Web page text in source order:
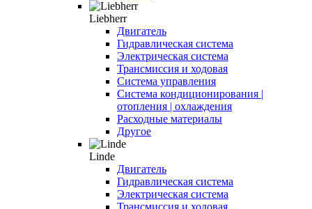
Liebherr
Двигатель
Гидравлическая система
Электрическая система
Трансмиссия и ходовая
Система управления
Система кондиционирования |
отопления | охлаждения
Расходные материалы
Другое
Linde
Двигатель
Гидравлическая система
Электрическая система
Трансмиссия и ходовая